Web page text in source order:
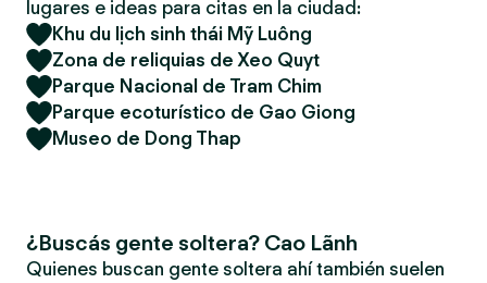
lugares e ideas para citas en la ciudad:
Khu du lịch sinh thái Mỹ Luông
Zona de reliquias de Xeo Quyt
Parque Nacional de Tram Chim
Parque ecoturístico de Gao Giong
Museo de Dong Thap
¿Buscás gente soltera? Cao Lãnh
Quienes buscan gente soltera ahí también suelen